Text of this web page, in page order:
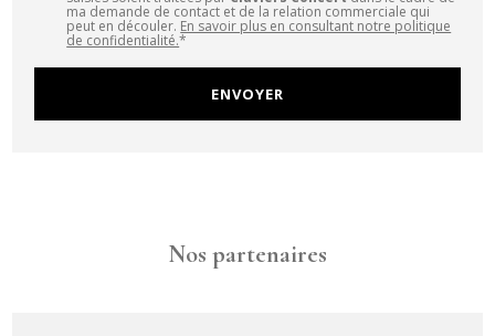
ma demande de contact et de la relation commerciale qui
peut en découler. En savoir plus en consultant notre politique
de confidentialité.*
Nos partenaires